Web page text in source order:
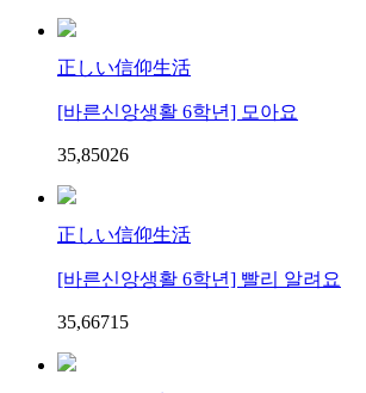
正しい信仰生活
[바른신앙생활 6학년] 모아요
35,85026
正しい信仰生活
[바른신앙생활 6학년] 빨리 알려요
35,6671 5